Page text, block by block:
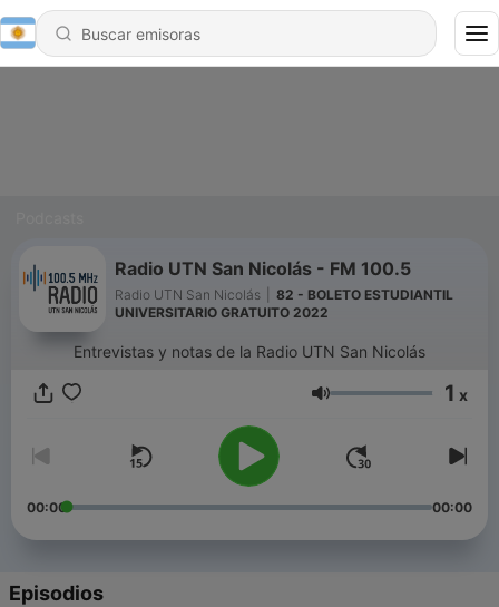
Radio UTN San Nicolás - FM 100.5
Radio UTN San Nicolás
82 - BOLETO ESTUDIANTIL
UNIVERSITARIO GRATUITO 2022
Entrevistas y notas de la Radio UTN San Nicolás
Volumen 1 x
00:00 00:00
Episodios